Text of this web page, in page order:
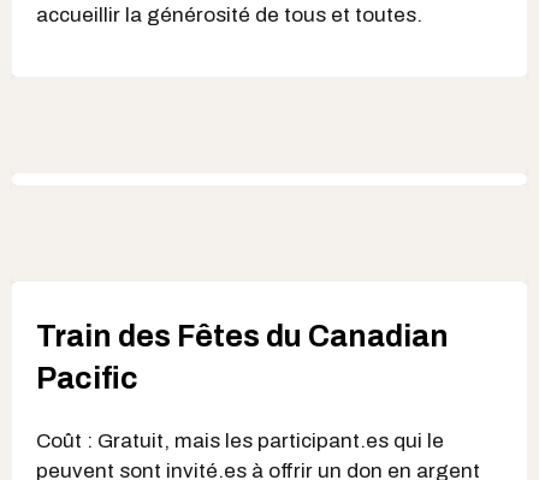
accueillir la générosité de tous et toutes.
Train des Fêtes du Canadian
Pacific
Coût : Gratuit, mais les participant.es qui le
peuvent sont invité.es à offrir un don en argent